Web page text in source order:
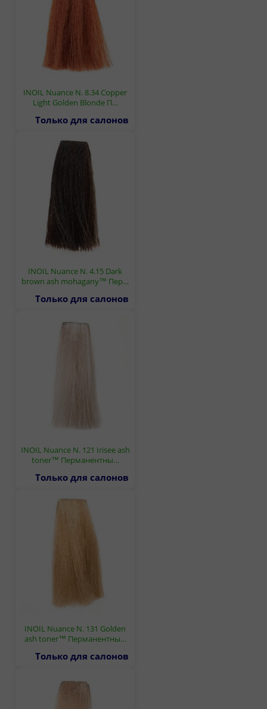
INOIL Nuance N. 8.34 Copper
Light Golden Blonde П…
Только для салонов
INOIL Nuance N. 4.15 Dark
brown ash mohagany™ Пер…
Только для салонов
INOIL Nuance N. 121 Irisee ash
toner™ Перманентны…
Только для салонов
INOIL Nuance N. 131 Golden
ash toner™ Перманентны…
Только для салонов